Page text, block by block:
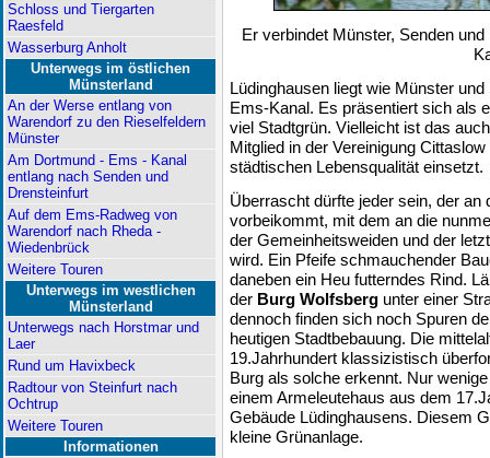
Schloss und Tiergarten
Raesfeld
Wasserburg Anholt
Unterwegs im östlichen
Münsterland
An der Werse entlang von
Warendorf zu den Rieselfeldern
Münster
Am Dortmund - Ems - Kanal
entlang nach Senden und
Drensteinfurt
Auf dem Ems-Radweg von
Warendorf nach Rheda -
Wiedenbrück
Weitere Touren
Unterwegs im westlichen
Münsterland
Unterwegs nach Horstmar und
Laer
Rund um Havixbeck
Radtour von Steinfurt nach
Ochtrup
Weitere Touren
Informationen
Er verbindet Münster, Senden
Lüdinghausen liegt wie Münster
Ems-Kanal. Es präsentiert sich als
viel Stadtgrün. Vielleicht ist das
Mitglied in der Vereinigung
städtischen Lebensqualität einsetzt.
Überrascht dürfte jeder sein, der
vorbeikommt, mit dem an die
der Gemeinheitsweiden und der
wird. Ein Pfeife schmauchender
daneben ein Heu futterndes Rind.
der Burg Wolfsberg unter einer
dennoch finden sich noch Spuren
heutigen Stadtbebauung. Die
19.Jahrhundert klassizistisch
Burg als solche erkennt. Nur
einem Armeleutehaus aus dem
Gebäude Lüdinghausens. Diesem
kleine Grünanlage.